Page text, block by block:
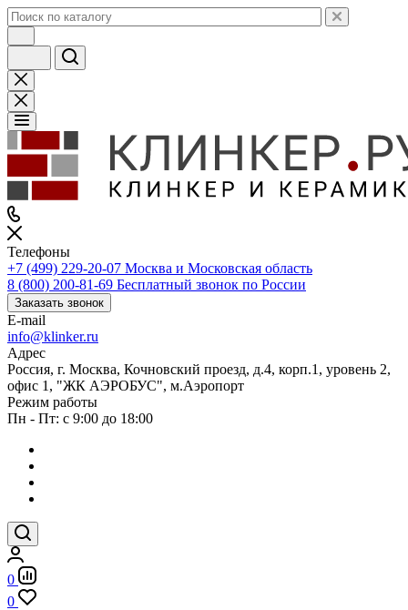
Телефоны
+7 (499) 229-20-07 Москва и Московская область
8 (800) 200-81-69 Бесплатный звонок по России
Заказать звонок
E-mail
info@klinker.ru
Адрес
Россия, г. Москва, Кочновский проезд, д.4, корп.1, уровень 2,
офис 1, "ЖК АЭРОБУС", м.Аэропорт
Режим работы
Пн - Пт: с 9:00 до 18:00
0
0